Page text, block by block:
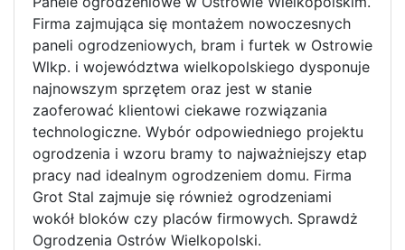
Firma zajmująca się montażem nowoczesnych
paneli ogrodzeniowych, bram i furtek w Ostrowie
Wlkp. i województwa wielkopolskiego dysponuje
najnowszym sprzętem oraz jest w stanie
zaoferować klientowi ciekawe rozwiązania
technologiczne. Wybór odpowiedniego projektu
ogrodzenia i wzoru bramy to najważniejszy etap
pracy nad idealnym ogrodzeniem domu. Firma
Grot Stal zajmuje się również ogrodzeniami
wokół bloków czy placów firmowych. Sprawdż
Ogrodzenia Ostrów Wielkopolski.